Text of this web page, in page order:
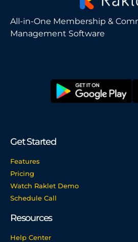
All-in-One Membership &
Management Software
Get Started
Features
Pricing
Watch Raklet Demo
Schedule Call
Resources
Help Center